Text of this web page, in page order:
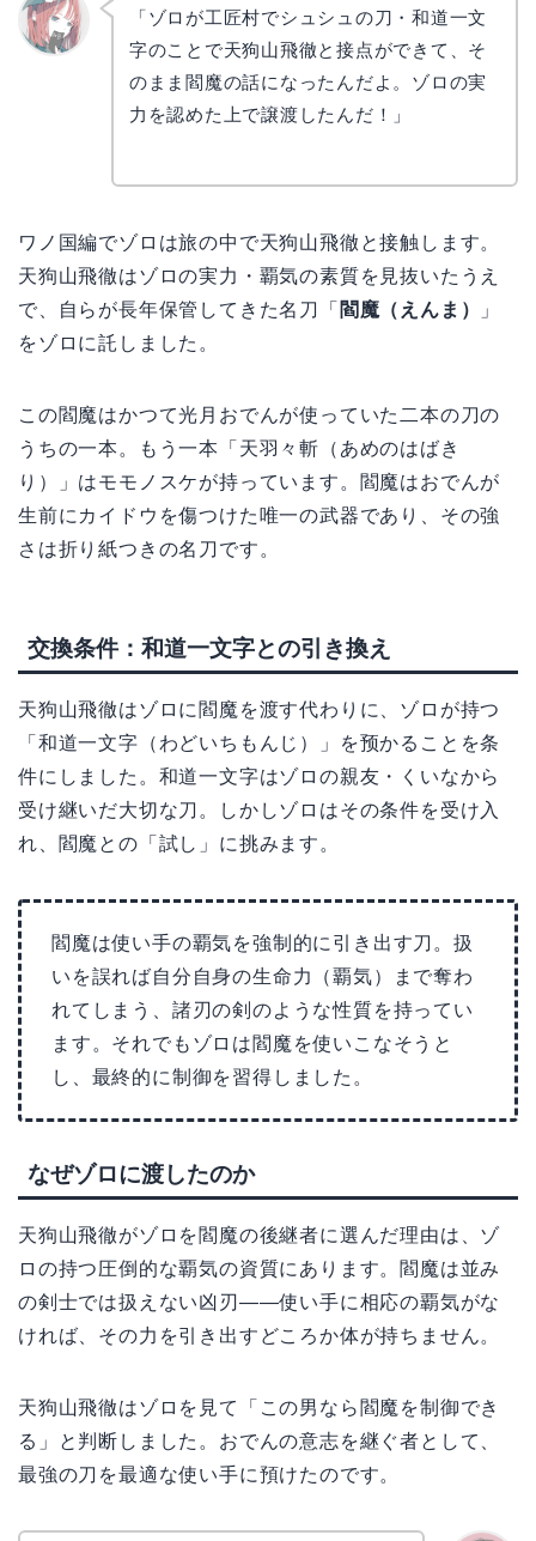
「ゾロが工匠村でシュシュの刀・和道一文
字のことで天狗山飛徹と接点ができて、そ
のまま閻魔の話になったんだよ。ゾロの実
力を認めた上で譲渡したんだ！」
ワノ国編でゾロは旅の中で天狗山飛徹と接触します。
天狗山飛徹はゾロの実力・覇気の素質を見抜いたうえ
で、自らが長年保管してきた名刀「 閻魔（えんま）
」
をゾロに託しました。
この閻魔はかつて光月おでんが使っていた二本の刀の
うちの一本。もう一本「天羽々斬（あめのはばき
り）」はモモノスケが持っています。閻魔はおでんが
生前にカイドウを傷つけた唯一の武器であり、その強
さは折り紙つきの名刀です。
交換条件：和道一文字との引き換え
天狗山飛徹はゾロに閻魔を渡す代わりに、ゾロが持つ
「和道一文字（わどいちもんじ）」を预かることを条
件にしました。和道一文字はゾロの親友・くいなから
受け継いだ大切な刀。しかしゾロはその条件を受け入
れ、閻魔との「試し」に挑みます。
閻魔は使い手の覇気を強制的に引き出す刀。扱
いを誤れば自分自身の生命力（覇気）まで奪わ
れてしまう、諸刃の剣のような性質を持ってい
ます。それでもゾロは閻魔を使いこなそうと
し、最終的に制御を習得しました。
なぜゾロに渡したのか
天狗山飛徹がゾロを閻魔の後継者に選んだ理由は、ゾ
ロの持つ圧倒的な覇気の資質にあります。閻魔は並み
の剣士では扱えない凶刃——使い手に相応の覇気がな
ければ、その力を引き出すどころか体が持ちません。
天狗山飛徹はゾロを見て「この男なら閻魔を制御でき
る」と判断しました。おでんの意志を継ぐ者として、
最強の刀を最適な使い手に預けたのです。